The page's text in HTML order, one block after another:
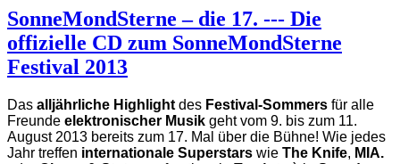
SonneMondSterne – die 17. --- Die
offizielle CD zum SonneMondSterne
Festival 2013
Das alljährliche Highlight des Festival-Sommers für alle
Freunde elektronischer Musik geht vom 9. bis zum 11.
August 2013 bereits zum 17. Mal über die Bühne! Wie jedes
Jahr treffen internationale Superstars wie The Knife, MIA.